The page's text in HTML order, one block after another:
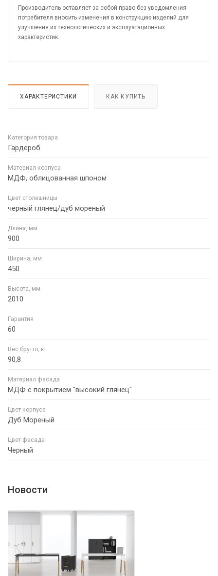
Производитель оставляет за собой право без уведомления
потребителя вносить изменения в конструкцию изделий для
улучшения их технологических и эксплуатационных
характеристик.
ХАРАКТЕРИСТИКИ КАК КУПИТЬ
Категория товара
Гардероб
Материал корпуса
МДФ, облицованная шпоном
Цвет столешницы
черный глянец/дуб мореный
Длина, мм
900
Ширина, мм
450
Высота, мм
2010
Гарантия
60
Вес брутто, кг
90,8
Материал фасада
МДФ с покрытием "высокий глянец"
Цвет корпуса
Дуб Мореный
Цвет фасада
Черный
Новости